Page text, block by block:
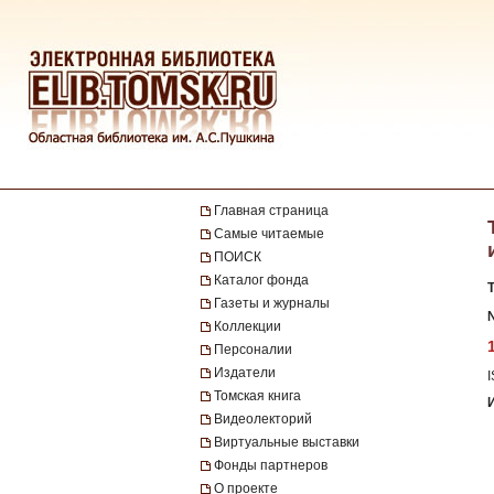
Главная страница
Самые читаемые
ПОИСК
Каталог фонда
Газеты и журналы
Коллекции
Персоналии
Издатели
Томская книга
Видеолекторий
Виртуальные выставки
Фонды партнеров
О проекте